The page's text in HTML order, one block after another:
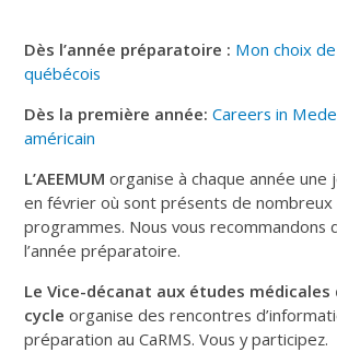
Dès l’année préparatoire : Mon choix
québécois
Dès la première année:Careers in
américain
L’AEEMUM organise à chaque année une
en février où sont présents de
programmes. Nous vous recommandons
l’année préparatoire.
Le Vice-décanat aux études médicales
cycle organise des rencontres
préparation au CaRMS. Vous y participez.